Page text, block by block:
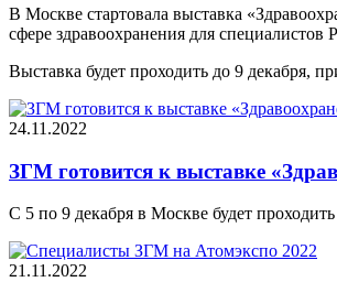
В Москве стартовала выставка
сфере здравоохранения для специалистов
Выставка будет проходить до 9 декабря,
24.11.2022
ЗГМ готовится к выставке
С 5 по 9 декабря в Москве будет
21.11.2022